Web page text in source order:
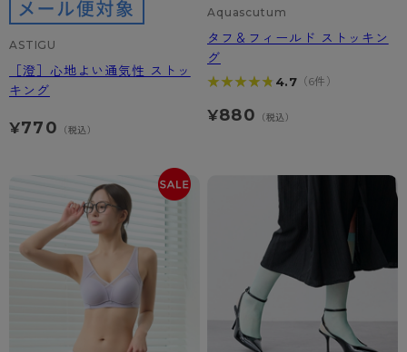
ASTIGU
［澄］心地よい通気性 ストッ
キング
¥770 （税込）
Aquascutum
タフ＆フィールド ストッキン
グ
★★★★★
★★★★★ 4.7（6件）
¥880 （税込）